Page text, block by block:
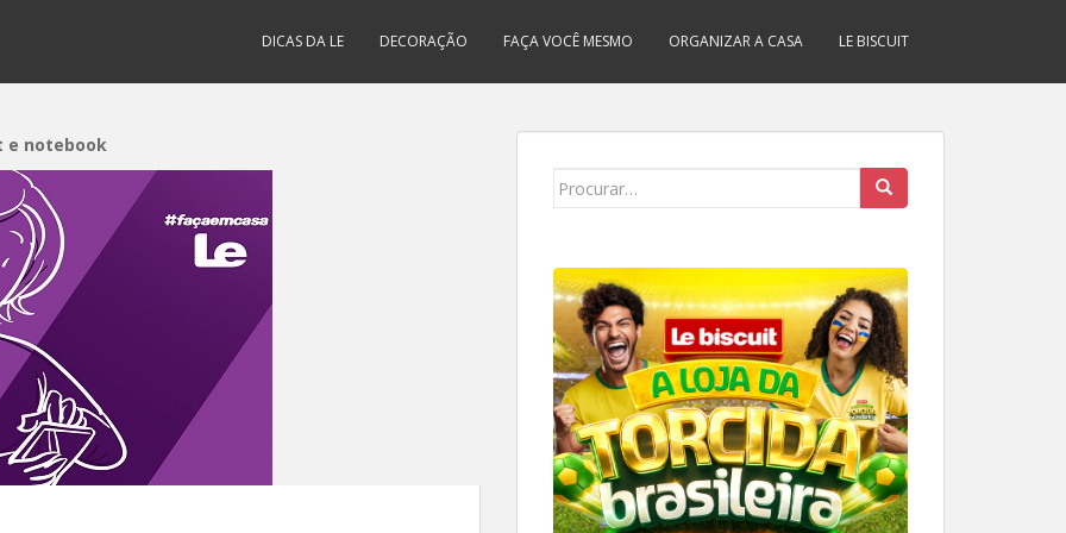
DICAS DA LE DECORAÇÃO FAÇA VOCÊ MESMO ORGANIZAR A CASA LE BISCUIT
e notebook
Search